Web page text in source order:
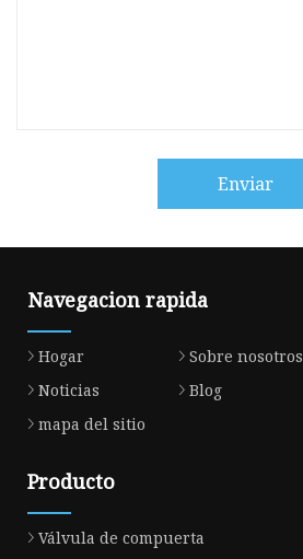
Enviar
Navegacion rapida
Hogar Sobre nosotros
Noticias
Blog
mapa del sitio
Producto
Válvula de compuerta